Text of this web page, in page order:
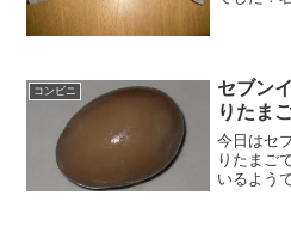
コンビニ
セブン
りたま
今日はセ
りたまご
いるよう